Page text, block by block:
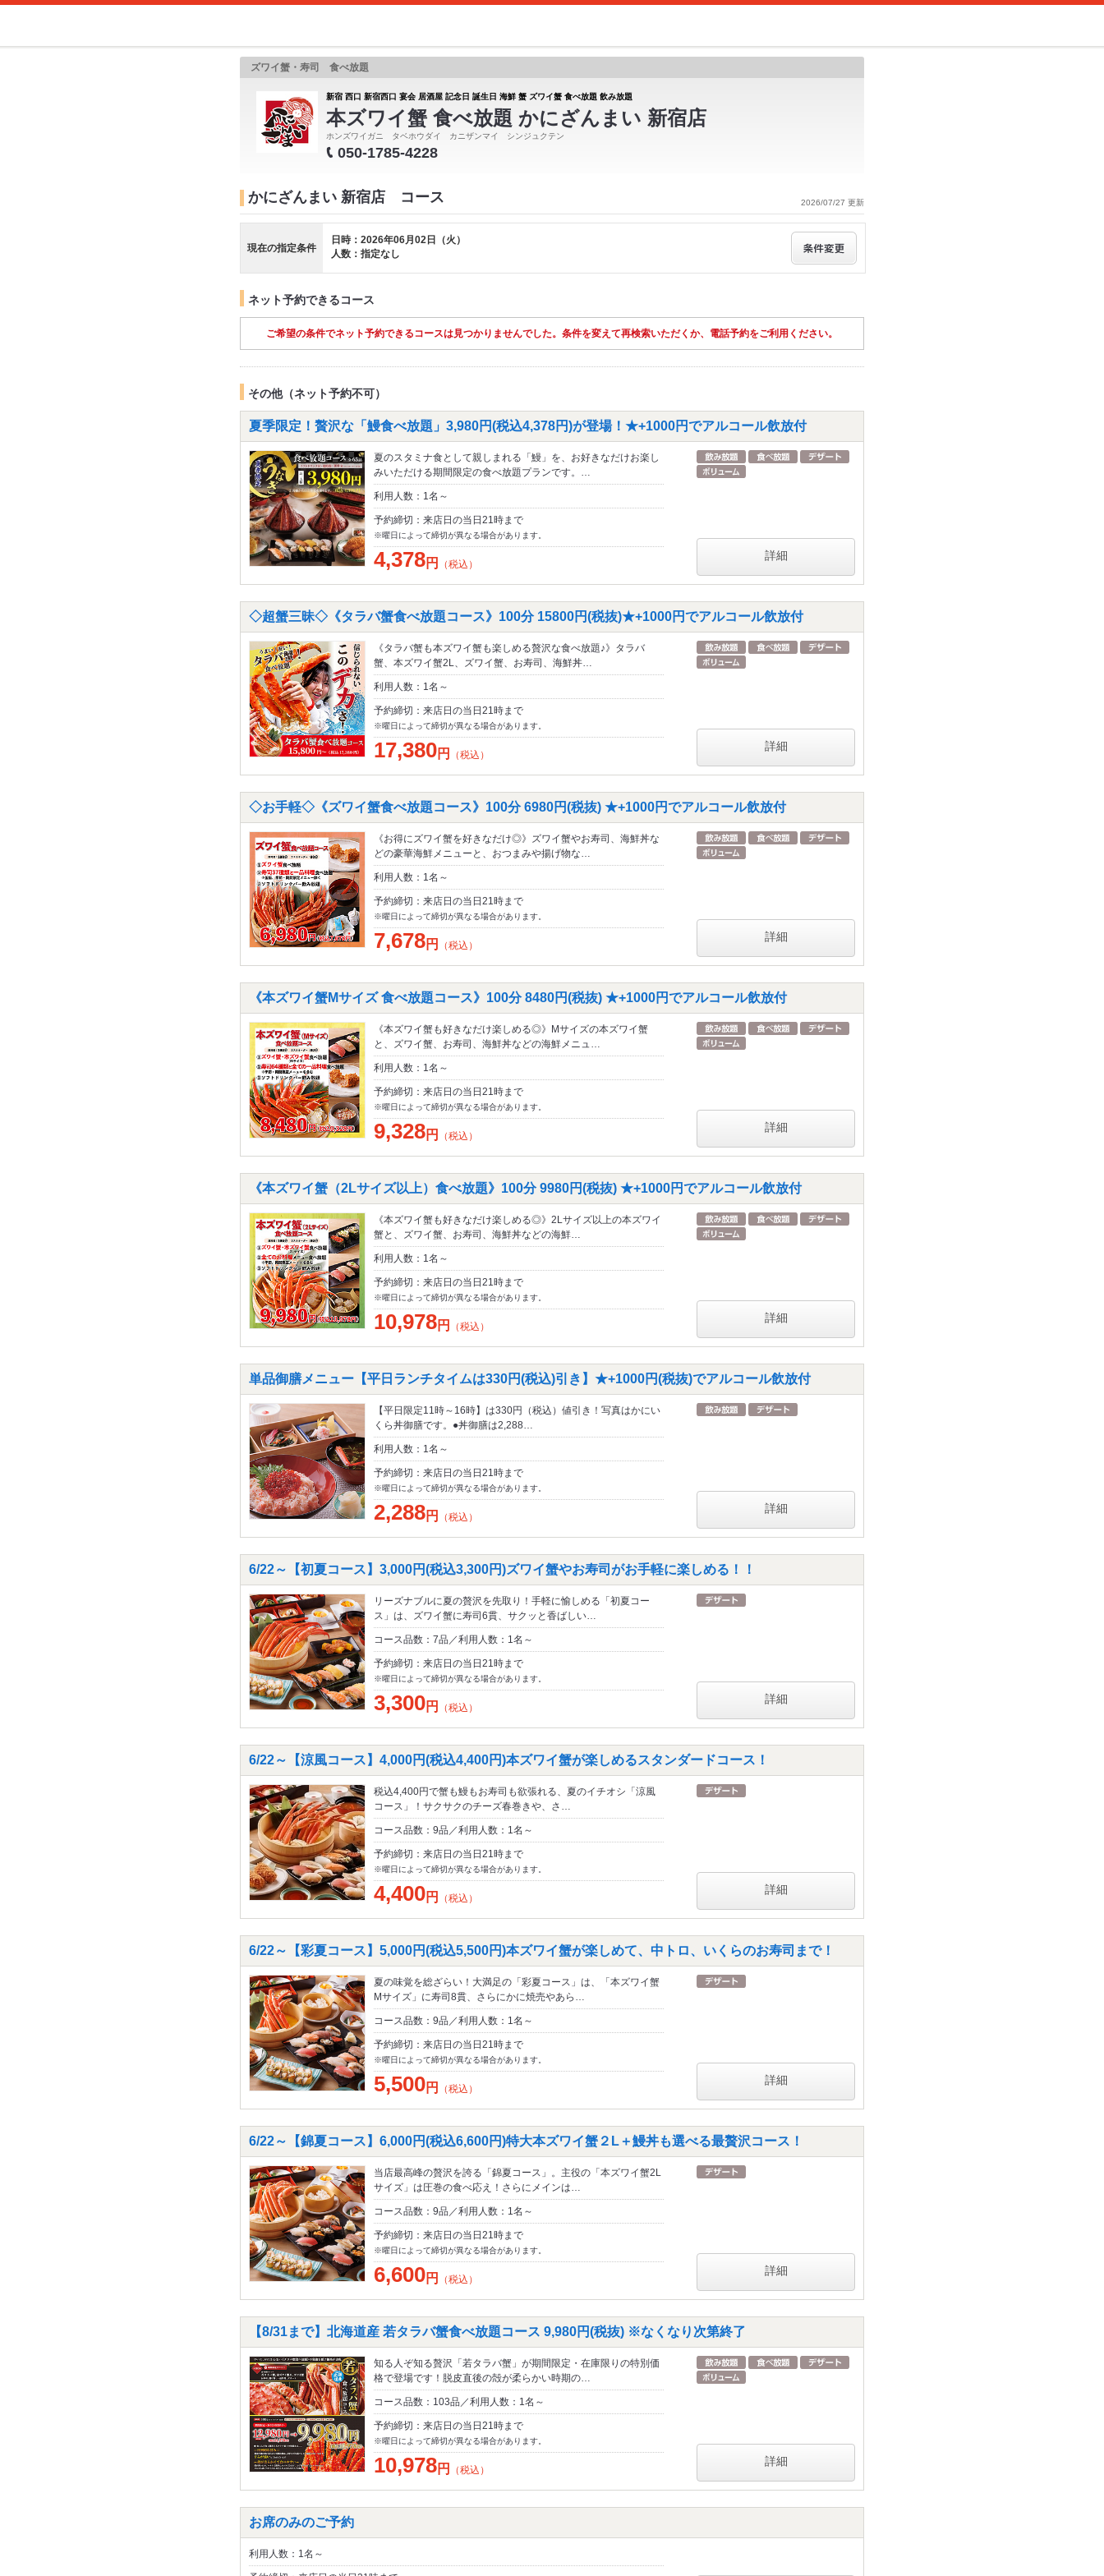
ズワイ蟹・寿司 食べ放題
新宿 西口 新宿西口 宴会 居酒屋 記念日 誕生日 海鮮 蟹 ズワイ蟹 食べ放題 飲み放題
本ズワイ蟹 食べ放題 かにざんまい 新宿店
ホンズワイガニ タベホウダイ カニザンマイ シンジュクテン
050-1785-4228
2026/07/27 更新
かにざんまい 新宿店 コース
現在の指定条件
日時：2026年06月02日（火）
人数：指定なし
ネット予約できるコース
ご希望の条件でネット予約できるコースは見つかりませんでした。条件を変えて再検索いただくか、電話予約をご利用ください。
その他（ネット予約不可）
夏季限定！贅沢な「鰻食べ放題」3,980円(税込4,378円)が登場！★+1000円でアルコール飲放付
夏のスタミナ食として親しまれる「鰻」を、お好きなだけお楽し
みいただける期間限定の食べ放題プランです。…
利用人数：1名～
予約締切：来店日の当日21時まで
※曜日によって締切が異なる場合があります。
4,378円 （税込）
詳細
◇超蟹三昧◇《タラバ蟹食べ放題コース》100分 15800円(税抜)★+1000円でアルコール飲放付
《タラバ蟹も本ズワイ蟹も楽しめる贅沢な食べ放題♪》タラバ
蟹、本ズワイ蟹2L、ズワイ蟹、お寿司、海鮮丼…
利用人数：1名～
予約締切：来店日の当日21時まで
※曜日によって締切が異なる場合があります。
17,380円 （税込）
詳細
◇お手軽◇《ズワイ蟹食べ放題コース》100分 6980円(税抜) ★+1000円でアルコール飲放付
《お得にズワイ蟹を好きなだけ◎》ズワイ蟹やお寿司、海鮮丼な
どの豪華海鮮メニューと、おつまみや揚げ物な…
利用人数：1名～
予約締切：来店日の当日21時まで
※曜日によって締切が異なる場合があります。
7,678円 （税込）
詳細
《本ズワイ蟹Mサイズ 食べ放題コース》100分 8480円(税抜) ★+1000円でアルコール飲放付
《本ズワイ蟹も好きなだけ楽しめる◎》Mサイズの本ズワイ蟹
と、ズワイ蟹、お寿司、海鮮丼などの海鮮メニュ…
利用人数：1名～
予約締切：来店日の当日21時まで
※曜日によって締切が異なる場合があります。
9,328円 （税込）
詳細
《本ズワイ蟹（2Lサイズ以上）食べ放題》100分 9980円(税抜) ★+1000円でアルコール飲放付
《本ズワイ蟹も好きなだけ楽しめる◎》2Lサイズ以上の本ズワイ
蟹と、ズワイ蟹、お寿司、海鮮丼などの海鮮…
利用人数：1名～
予約締切：来店日の当日21時まで
※曜日によって締切が異なる場合があります。
10,978円 （税込）
詳細
単品御膳メニュー【平日ランチタイムは330円(税込)引き】★+1000円(税抜)でアルコール飲放付
【平日限定11時～16時】は330円（税込）値引き！写真はかにい
くら丼御膳です。●丼御膳は2,288…
利用人数：1名～
予約締切：来店日の当日21時まで
※曜日によって締切が異なる場合があります。
2,288円 （税込）
詳細
6/22～【初夏コース】3,000円(税込3,300円)ズワイ蟹やお寿司がお手軽に楽しめる！！
リーズナブルに夏の贅沢を先取り！手軽に愉しめる「初夏コー
ス」は、ズワイ蟹に寿司6貫、サクッと香ばしい…
コース品数：7品／利用人数：1名～
予約締切：来店日の当日21時まで
※曜日によって締切が異なる場合があります。
3,300円 （税込）
詳細
6/22～【涼風コース】4,000円(税込4,400円)本ズワイ蟹が楽しめるスタンダードコース！
税込4,400円で蟹も鰻もお寿司も欲張れる、夏のイチオシ「涼風
コース」！サクサクのチーズ春巻きや、さ…
コース品数：9品／利用人数：1名～
予約締切：来店日の当日21時まで
※曜日によって締切が異なる場合があります。
4,400円 （税込）
詳細
6/22～【彩夏コース】5,000円(税込5,500円)本ズワイ蟹が楽しめて、中トロ、いくらのお寿司まで！
夏の味覚を総ざらい！大満足の「彩夏コース」は、「本ズワイ蟹
Mサイズ」に寿司8貫、さらにかに焼売やあら…
コース品数：9品／利用人数：1名～
予約締切：来店日の当日21時まで
※曜日によって締切が異なる場合があります。
5,500円 （税込）
詳細
6/22～【錦夏コース】6,000円(税込6,600円)特大本ズワイ蟹２L＋鰻丼も選べる最贅沢コース！
当店最高峰の贅沢を誇る「錦夏コース」。主役の「本ズワイ蟹2L
サイズ」は圧巻の食べ応え！さらにメインは…
コース品数：9品／利用人数：1名～
予約締切：来店日の当日21時まで
※曜日によって締切が異なる場合があります。
6,600円 （税込）
詳細
【8/31まで】北海道産 若タラバ蟹食べ放題コース 9,980円(税抜) ※なくなり次第終了
知る人ぞ知る贅沢「若タラバ蟹」が期間限定・在庫限りの特別価
格で登場です！脱皮直後の殻が柔らかい時期の…
コース品数：103品／利用人数：1名～
予約締切：来店日の当日21時まで
※曜日によって締切が異なる場合があります。
10,978円 （税込）
詳細
お席のみのご予約
利用人数：1名～